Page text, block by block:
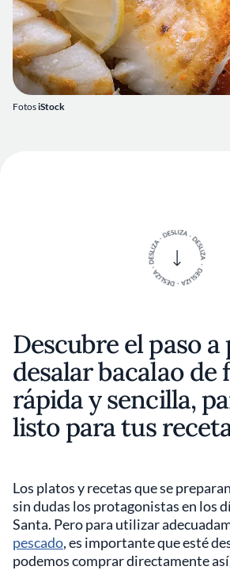
FotosiStock
Descubre el paso a
desalar bacalao de
rápida y sencilla,
listo para tus
Los platos y recetas que se
sin dudas los protagonistas en los
Santa. Pero para utilizar
pescado, es importante que esté
podemos comprar directamente